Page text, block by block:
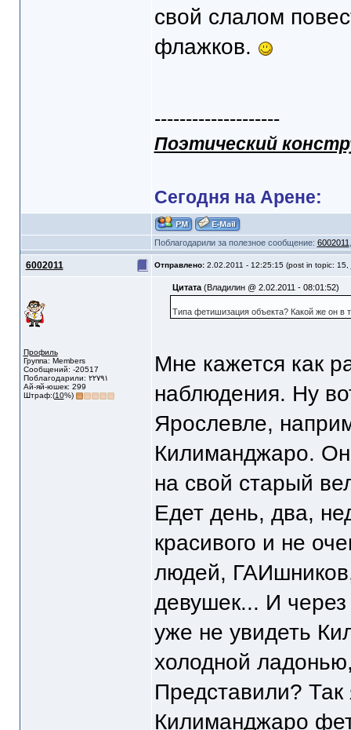
свой слалом
флажков.
--------------------
Поэтический
Сегодня на Арене:
Поблагодарили за полезное сообщение: 6002011
6002011 Отправлено: 2.02.2011 - 12:25:15 (post in topic: 15,
Профиль
Группа: Members
Сообщений: -20517
Поблагодарили: ٢٢٧٩١
Ай-яй-юшек: 299
Штраф:(10%)
Цитата(Владилин @ 2.02.2011 - 08:01:52)
Типа фетишизация объекта? Какой же он в
Мне кажется как
наблюдения. Ну
Ярослевле,
Килиманджаро. Он
на свой старый
Едет день, два,
красивого и не
людей,
девушек... И через
уже не увидеть
холодной
Представили? Так
Килиманджаро